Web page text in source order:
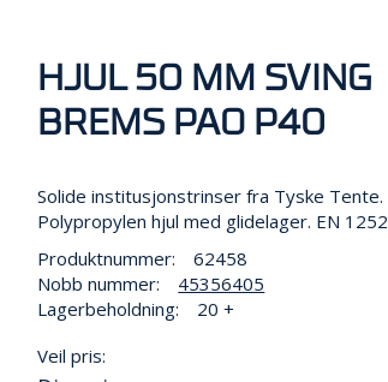
HJUL 50 MM SVING
BREMS PAO P40
Solide institusjonstrinser fra Tyske Tente.
Polypropylen hjul med glidelager. EN
Produktnummer:
62458
Nobb nummer:
45356405
Lagerbeholdning:
20 +
Veil pris: